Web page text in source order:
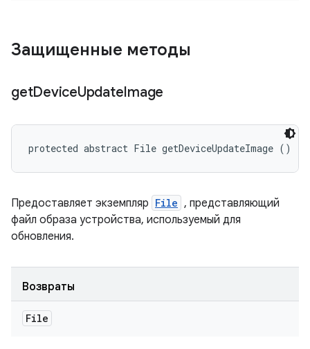
Защищенные методы
getDeviceUpdateImage
protected abstract File getDeviceUpdateImage ()
Предоставляет экземпляр File , представляющий
файл образа устройства, используемый для
обновления.
Возвраты
File